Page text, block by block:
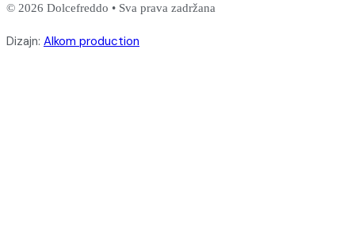
© 2026 Dolcefreddo • Sva prava zadržana
Dizajn: Alkom production